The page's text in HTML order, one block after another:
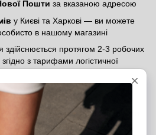
Пошти за вказаною адресою
у Києві та Харкові — ви можете
в нашому магазині
здійснюється протягом 2-3 робочих
з тарифами логістичної
замовлень
по всьому світу. Щоб оформити
будь ласка, у коментарях